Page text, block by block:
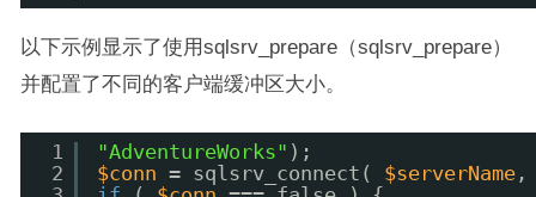
以下示例显示了使用sqlsrv_prepare（sqlsrv_prepare）
并配置了不同的客户端缓冲区大小。
1
2
"AdventureWorks" );
$conn = sqlsrv_connect( $serverName